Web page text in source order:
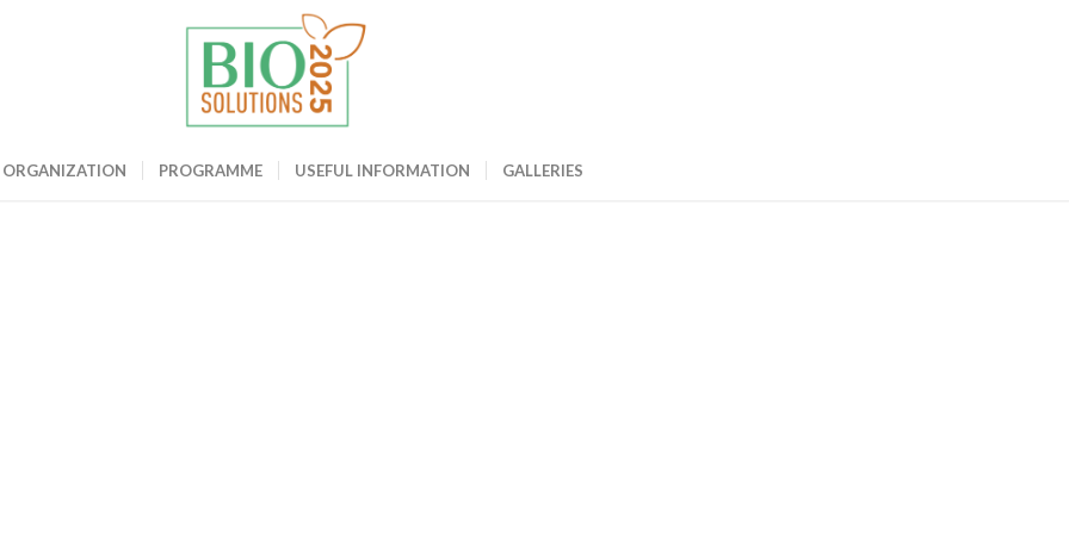
ORGANIZATION PROGRAMME USEFUL INFORMATION GALLERIES